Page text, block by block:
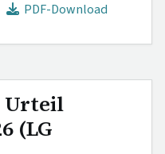
PDF-Download
Urteil
(LG